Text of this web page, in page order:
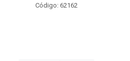
Código: 62162